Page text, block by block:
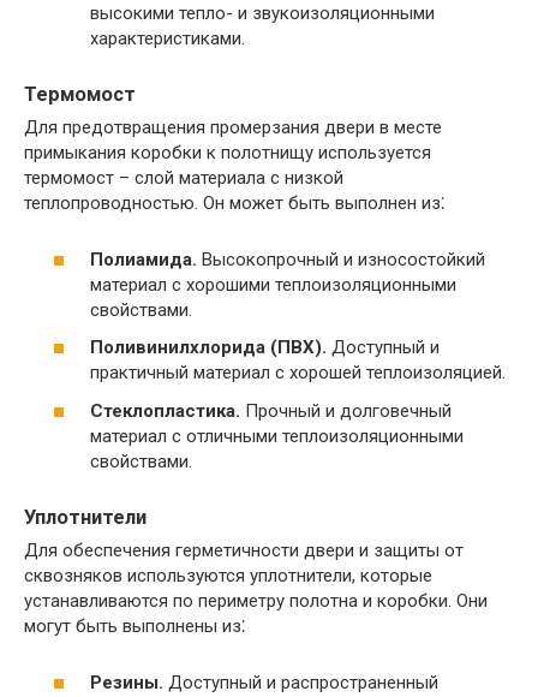
высокими тепло- и звукоизоляционными
характеристиками.
Термомост
Для предотвращения промерзания двери в месте
примыкания коробки к полотнищу используется
термомост – слой материала с низкой
теплопроводностью. Он может быть выполнен из⁚
Полиамида.​ Высокопрочный и износостойкий
материал с хорошими теплоизоляционными
свойствами.​
Поливинилхлорида (ПВХ).​ Доступный и
практичный материал с хорошей теплоизоляцией.​
Стеклопластика.​ Прочный и долговечный
материал с отличными теплоизоляционными
свойствами.​
Уплотнители
Для обеспечения герметичности двери и защиты от
сквозняков используются уплотнители, которые
устанавливаются по периметру полотна и коробки.​ Они
могут быть выполнены из⁚
Резины.​ Доступный и распространенный